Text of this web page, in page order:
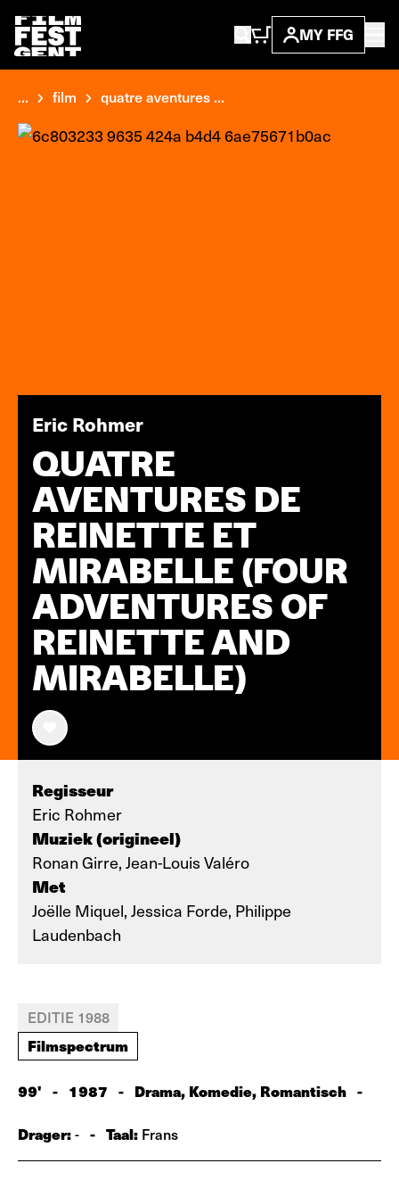
MY FFG
... film quatre aventures ...
Eric Rohmer
QUATRE
AVENTURES DE
REINETTE ET
MIRABELLE (FOUR
ADVENTURES OF
REINETTE AND
MIRABELLE)
Regisseur
Eric Rohmer
Muziek (origineel)
Ronan Girre, Jean-Louis Valéro
Met
Joëlle Miquel, Jessica Forde, Philippe
Laudenbach
EDITIE 1988
Filmspectrum
99' - 1987 - Drama, Komedie, Romantisch -
Drager:- - Taal: Frans